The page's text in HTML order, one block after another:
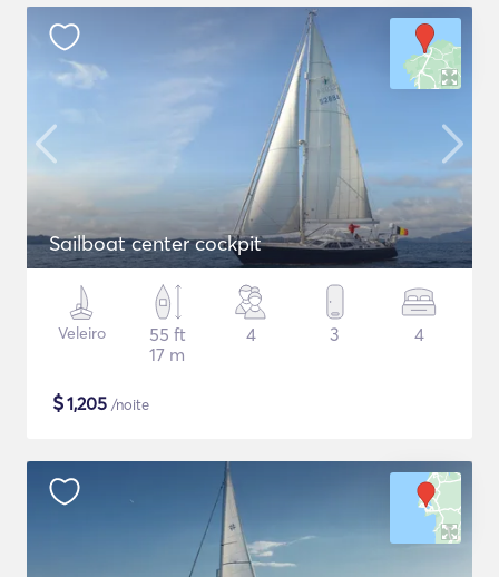
Sailboat center cockpit
Veleiro
55 ft
17 m
4 3 4
$1,205 /noite